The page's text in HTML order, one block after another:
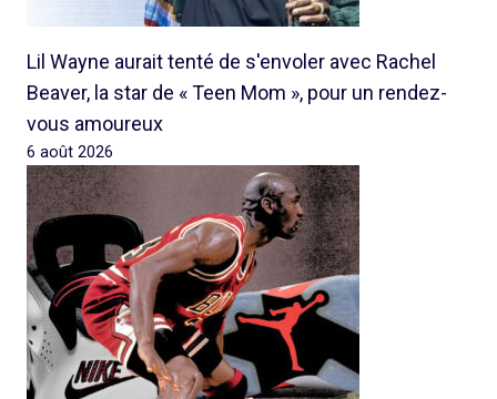
Lil Wayne aurait tenté de s'envoler avec Rachel
Beaver, la star de « Teen Mom », pour un rendez-
vous amoureux
6 août 2026